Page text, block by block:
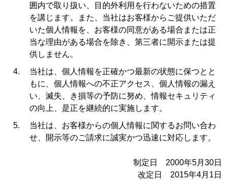
囲内で取り扱い、目的外利用を行わないための措置
を講じます。また、当社はお客様からご提供いただ
いた個人情報を、お客様の同意がある場合または正
当な理由がある場合を除き、第三者に開示または提
供しません。
当社は、個人情報を正確かつ最新の状態に保つとと
もに、個人情報への不正アクセス、個人情報の漏え
い、滅失、き損等の予防に努め、情報セキュリティ
の向上、是正を継続的に実施します。
当社は、お客様からの個人情報に関するお問い合わ
せ、開示等のご請求に誠実かつ迅速に対応します。
制定日 2000年5月30日
改定日 2015年4月1日